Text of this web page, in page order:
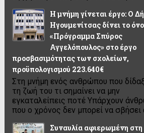
Η μνήμη γίνεται έργο: Ο
Ηγουμενίτσας δίνει το
«Πρόγραμμα Σπύρος
Αγγελόπουλος» στο έργο
προσβασιμότητας των σχολείων,
προϋπολογισμού 223.640€
Στη μνήμη ενός ανθρώπου που
τη ζωή του τι σημαίνει να μην
εγκαταλείπεις ποτέ Υπάρχουν
που ο χρόνος δεν μπορεί να σβήσει
Συναυλία αφιερωμένη στη